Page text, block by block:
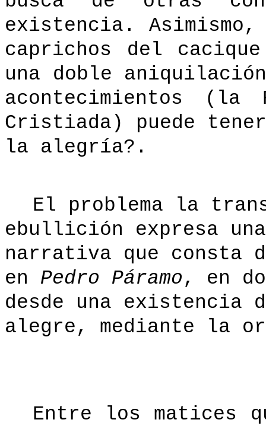
existencia.
caprichos del
una doble aniquilación
acontecimientos (la
Cristiada) puede
la alegría?.
El problema la
ebullición expresa
narrativa que consta
en Pedro Páramo, en
desde una existencia
alegre, mediante la
Entre los matices